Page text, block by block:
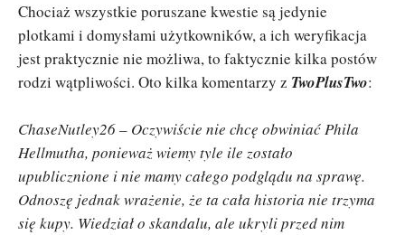
Chociaż wszystkie poruszane kwestie są jedynie
plotkami i domysłami użytkowników, a ich weryfikacja
jest praktycznie nie możliwa, to faktycznie kilka postów
rodzi wątpliwości. Oto kilka komentarzy z TwoPlusTwo:
ChaseNutley26 – Oczywiście nie chcę obwiniać Phila
Hellmutha, ponieważ wiemy tyle ile zostało
upublicznione i nie mamy całego podglądu na sprawę.
Odnoszę jednak wrażenie, że ta cała historia nie trzyma
się kupy. Wiedział o skandalu, ale ukryli przed nim